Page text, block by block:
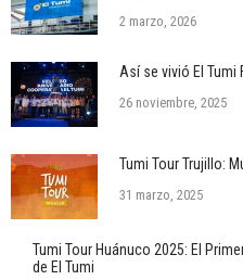
2 marzo, 2026
Así se vivió El Tumi
26 noviembre, 2025
Tumi Tour Trujillo:
31 marzo, 2025
Tumi Tour Huánuco 2025: El
de El Tumi